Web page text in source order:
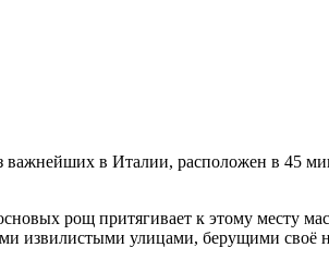
в Италии, расположен в 45
рощ притягивает к этому месту
извилистыми улицами, берущими своё